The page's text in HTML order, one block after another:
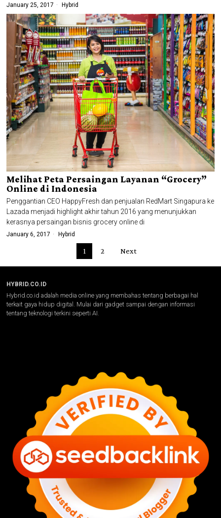
January 25, 2017 Hybrid
Melihat Peta Persaingan Layanan “Grocery”
Online di Indonesia
Penggantian CEO HappyFresh dan penjualan RedMart Singapura ke
Lazada menjadi highlight akhir tahun 2016 yang menunjukkan
kerasnya persaingan bisnis grocery online di
January 6, 2017 Hybrid
1 2 Next
HYBRID.CO.ID
Hybrid.co.id adalah media online yang membahas tentang berbagai hal
terkait gaya hidup digital. Mulai dari gadget sampai dengan informasi
tentang teknologi terkini seperti AI.